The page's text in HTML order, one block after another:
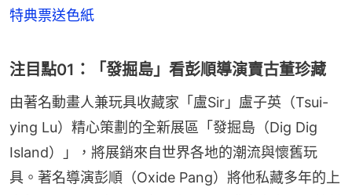
特典票送色紙
注目點01：「發掘島」看彭順導演賣古董珍藏
由著名動畫人兼玩具收藏家「盧Sir」盧子英（Tsui-
ying Lu）精心策劃的全新展區「發掘島（Dig Dig
Island）」，將展銷來自世界各地的潮流與懷舊玩
具。著名導演彭順（Oxide Pang）將他私藏多年的上